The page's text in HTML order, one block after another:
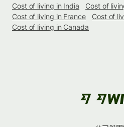
Cost of living in India
Cost of
Cost of living in France
Cost of
Cost of living in Canada